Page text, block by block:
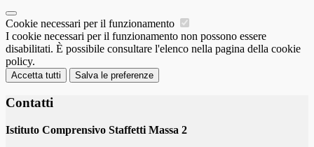
Cookie necessari per il funzionamento
I cookie necessari per il funzionamento non possono essere
disabilitati. È possibile consultare l'elenco nella pagina della cookie
policy.
Accetta tutti Salva le preferenze
Contatti
Istituto Comprensivo Staffetti Massa 2